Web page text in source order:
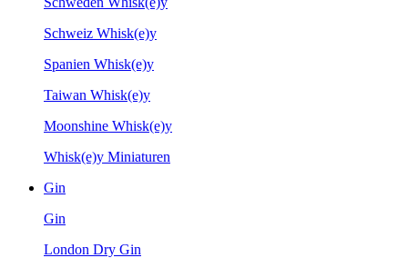
Schweiz Whisk(e)y
Spanien Whisk(e)y
Taiwan Whisk(e)y
Moonshine Whisk(e)y
Whisk(e)y Miniaturen
Gin
Gin
London Dry Gin